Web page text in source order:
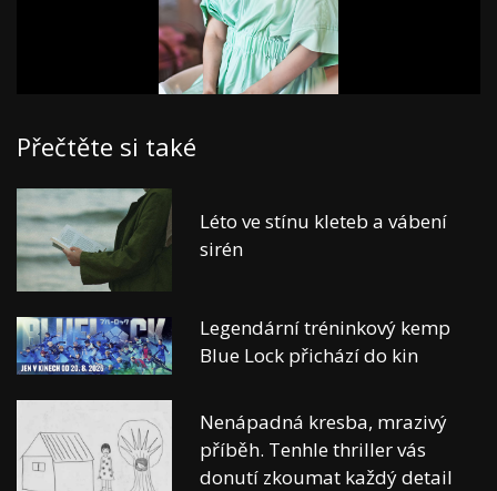
Přečtěte si také
Léto ve stínu kleteb a vábení
sirén
Legendární tréninkový kemp
Blue Lock přichází do kin
Nenápadná kresba, mrazivý
příběh. Tenhle thriller vás
donutí zkoumat každý detail